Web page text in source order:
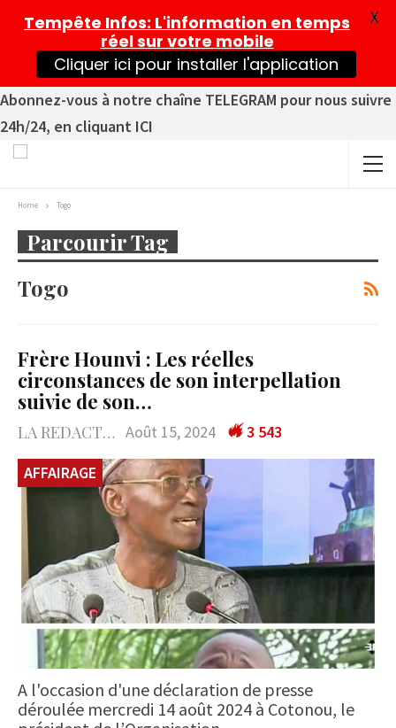
Abonnez-vous à notre chaîne TELEGRAM pour nous suivre
24h/24, en cliquant ICI
Home Togo
Parcourir Tag
Togo
Frère Hounvi : Les réelles
circonstances de son interpellation
suivie de son…
LA REDACTION Août 15, 2024
3 543
AFFAIRAGE
A l'occasion d'une déclaration de presse
déroulée mercredi 14 août 2024 à Cotonou, le
Tempête Infos: L'information en temps
réel sur votre mobile
Cliquer ici pour installer l'application
X